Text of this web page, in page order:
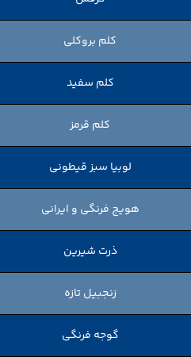
کلم بروکلی
کلم سفید
کلم قرمز
لوبیا سبز قیطونی
هویج فرنگی و ایرانی
ذرت شیرین
زنجبیل تازه
گوجه فرنگی